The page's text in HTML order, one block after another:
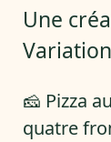
Une
🧀 Pizza
quatre